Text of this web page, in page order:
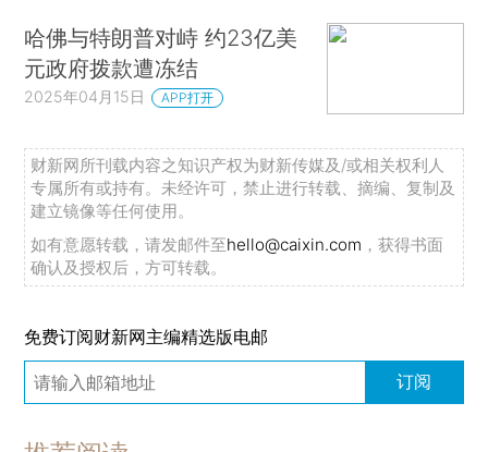
哈佛与特朗普对峙 约23亿美
元政府拨款遭冻结
2025年04月15日 APP打开
财新网所刊载内容之知识产权为财新传媒及/或相关权利人
专属所有或持有。未经许可，禁止进行转载、摘编、复制及
建立镜像等任何使用。
如有意愿转载，请发邮件至hello@caixin.com ，获得书面
确认及授权后，方可转载。
免费订阅财新网主编精选版电邮
订阅